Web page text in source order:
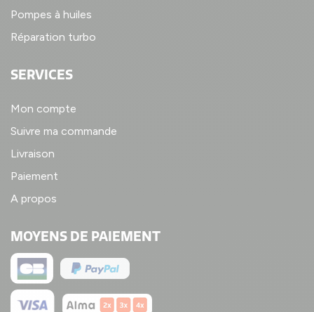
Pompes à huiles
Réparation turbo
SERVICES
Mon compte
Suivre ma commande
Livraison
Paiement
A propos
MOYENS DE PAIEMENT